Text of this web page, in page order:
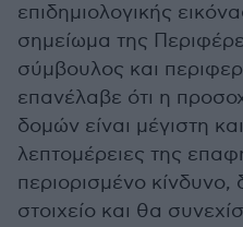
επιδημιολογικής
σημείωμα της
σύμβουλος και
επανέλαβε ότι η
δομών είναι μέγιστη
λεπτομέρειες της
περιορισμένο
στοιχείο και θα